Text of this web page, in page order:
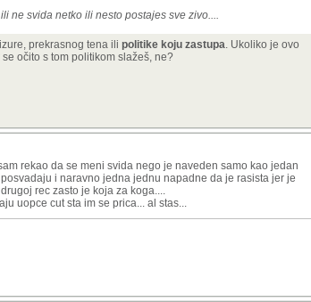
ne svida netko ili nesto postajes sve zivo....
prekrasnog tena ili politike koju zastupa. Ukoliko je ovo
očito s tom politikom slažeš, ne?
rekao da se meni svida nego je naveden samo kao jedan
i naravno jedna jednu napadne da je rasista jer je
rec zasto je koja za koga....
uopce cut sta im se prica... al stas...